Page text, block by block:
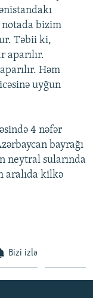
notada bizim
Təbii ki,
aparılır.
Həm
uyğun
4 nəfər
bayrağı
neytral sularında
aralıda kilkə
Bizi izlə